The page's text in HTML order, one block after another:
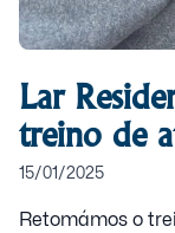
Lar
treino de
15/01/2025
Retomámos o